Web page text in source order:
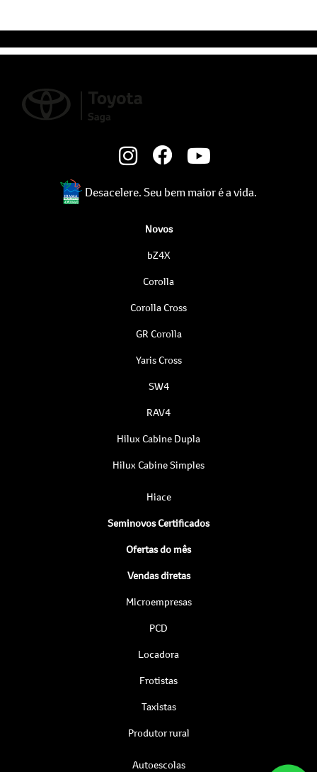
Segunda a sexta, das 8h às 18h.
Sábado, das 8h às 12h.
Desacelere. Seu bem maior é a vida.
Novos
bZ4X
Corolla
Corolla Cross
GR Corolla
Yaris Cross
SW4
RAV4
Hilux Cabine Dupla
Hilux Cabine Simples
Hiace
Seminovos Certificados
Ofertas do mês
Vendas diretas
Microempresas
PCD
Locadora
Frotistas
Taxistas
Produtor rural
Autoescolas